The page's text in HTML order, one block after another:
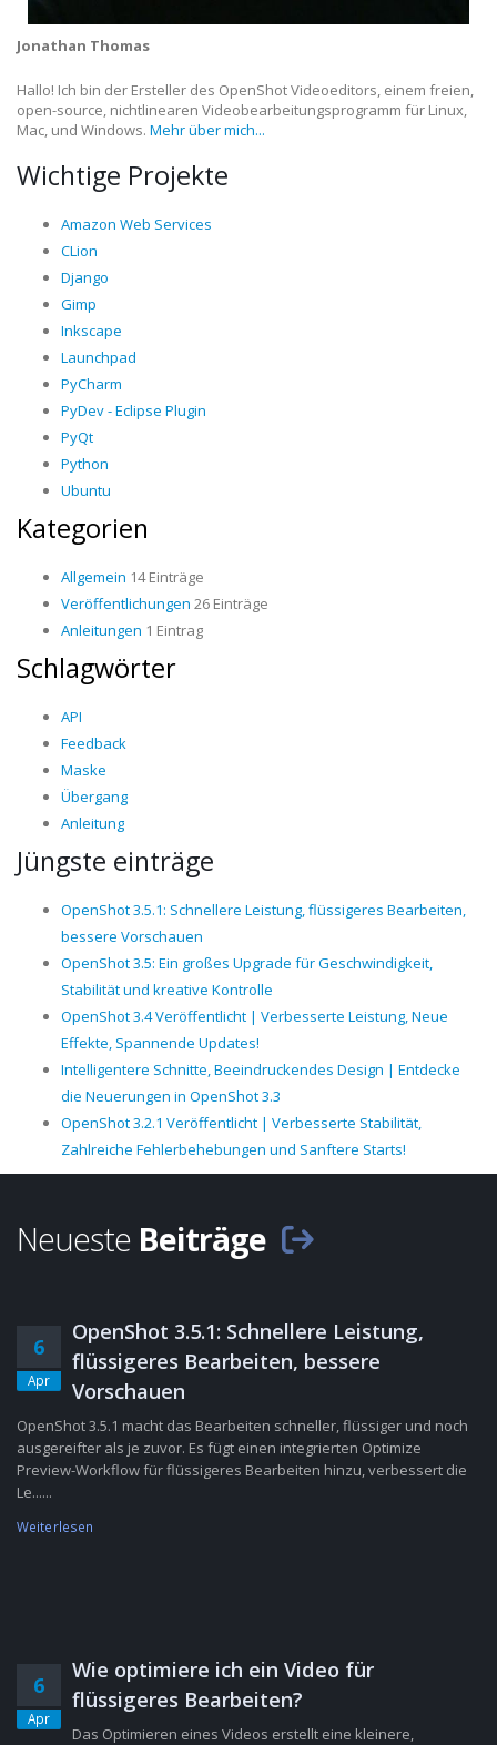
Jonathan Thomas
Hallo! Ich bin der Ersteller des OpenShot Videoeditors, einem freien,
open-source, nichtlinearen Videobearbeitungsprogramm für Linux,
Mac, und Windows. Mehr über mich...
Wichtige Projekte
Amazon Web Services
CLion
Django
Gimp
Inkscape
Launchpad
PyCharm
PyDev - Eclipse Plugin
PyQt
Python
Ubuntu
Kategorien
Allgemein 14 Einträge
Veröffentlichungen 26 Einträge
Anleitungen 1 Eintrag
Schlagwörter
API
Feedback
Maske
Übergang
Anleitung
Jüngste einträge
OpenShot 3.5.1: Schnellere Leistung, flüssigeres Bearbeiten,
bessere Vorschauen
OpenShot 3.5: Ein großes Upgrade für Geschwindigkeit,
Stabilität und kreative Kontrolle
OpenShot 3.4 Veröffentlicht | Verbesserte Leistung, Neue
Effekte, Spannende Updates!
Intelligentere Schnitte, Beeindruckendes Design | Entdecke
die Neuerungen in OpenShot 3.3
OpenShot 3.2.1 Veröffentlicht | Verbesserte Stabilität,
Zahlreiche Fehlerbehebungen und Sanftere Starts!
Neueste Beiträge
6
Apr
OpenShot 3.5.1: Schnellere Leistung,
flüssigeres Bearbeiten, bessere
Vorschauen
OpenShot 3.5.1 macht das Bearbeiten schneller, flüssiger und noch
ausgereifter als je zuvor. Es fügt einen integrierten Optimize
Preview-Workflow für flüssigeres Bearbeiten hinzu, verbessert die
Le......
Weiterlesen
6
Apr
Wie optimiere ich ein Video für
flüssigeres Bearbeiten?
Das Optimieren eines Videos erstellt eine kleinere,